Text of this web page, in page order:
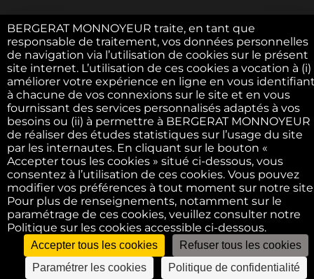
Conditions générales d’utilisation
F.A.Q.
©2022 - Bergerat USED. All right reserved
BERGERAT MONNOYEUR traite, en tant que
responsable de traitement, vos données personnelles
de navigation via l’utilisation de cookies sur le présent
site internet. L’utilisation de ces cookies a vocation à (i)
améliorer votre expérience en ligne en vous
à chacune de vos connexions sur le site et en vous
fournissant des services personnalisés adaptés à vos
besoins ou (ii) à permettre à BERGERAT MONNOYEUR
de réaliser des études statistiques sur l’usage du site
par les internautes. En cliquant sur le bouton «
Accepter tous les cookies » situé ci-dessous, vous
consentez à l’utilisation de ces cookies. Vous pouvez
modifier vos préférences à tout moment sur notre
Pour plus de renseignements, notamment sur le
paramétrage de ces cookies, veuillez consulter notre
Politique sur les cookies accessible ci-dessous.
Accepter tous les cookies
Refuser tous les cookies
Paramétrer les cookies
Politique de confidentialité